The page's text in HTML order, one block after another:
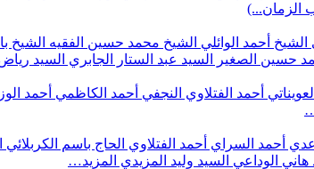
الزمان...)
الشيخ أحمد الوائلي الشيخ محمد حسين الفقيه الشيخ
حسين الصغير السيد عبد الستار الجابري السيد
أحمد الفتلاوي النجفي أحمد الكاظمي أحمد
أحمد السراي أحمد الفتلاوي الحاج باسم الكربلائي
هاني الوداعي السيد وليد المزيدي المزيد…